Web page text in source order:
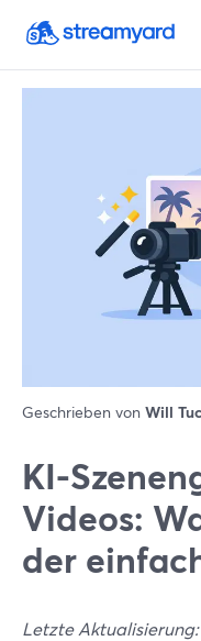
Geschrieben von Will
KI-
Videos:
der
Letzte Aktualisierung: